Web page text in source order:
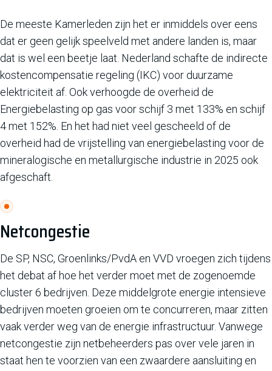
De meeste Kamerleden zijn het er inmiddels over eens
dat er geen gelijk speelveld met andere landen is, maar
dat is wel een beetje laat. Nederland schafte de indirecte
kostencompensatie regeling (IKC) voor duurzame
elektriciteit af. Ook verhoogde de overheid de
Energiebelasting op gas voor schijf 3 met 133% en schijf
4 met 152%. En het had niet veel gescheeld of de
overheid had de vrijstelling van energiebelasting voor de
mineralogische en metallurgische industrie in 2025 ook
afgeschaft.
Netcongestie
De SP, NSC, Groenlinks/PvdA en VVD vroegen zich tijdens
het debat af hoe het verder moet met de zogenoemde
cluster 6 bedrijven. Deze middelgrote energie intensieve
bedrijven moeten groeien om te concurreren, maar zitten
vaak verder weg van de energie infrastructuur. Vanwege
netcongestie zijn netbeheerders pas over vele jaren in
staat hen te voorzien van een zwaardere aansluiting en